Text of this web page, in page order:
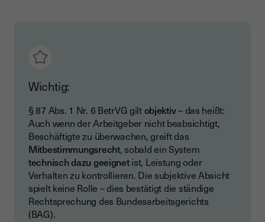
Wichtig:
§ 87 Abs. 1 Nr. 6 BetrVG giltobjektiv– das heißt:
Auch wenn der Arbeitgeber nicht beabsichtigt,
Beschäftigte zu überwachen, greift das
Mitbestimmungsrecht, sobald ein System
technisch dazu geeignetist, Leistung oder
Verhalten zu kontrollieren. Die subjektive Absicht
spielt keine Rolle – dies bestätigt die ständige
Rechtsprechung des Bundesarbeitsgerichts
(BAG).